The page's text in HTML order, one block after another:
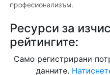
професионализъм.
Ресурси за
рейтингите:
Само регистрирани
данните.